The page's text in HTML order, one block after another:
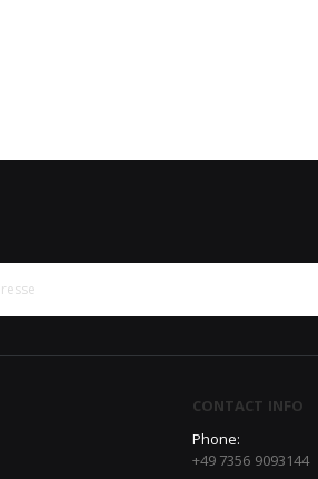
CONTACT INFO
Phone:
+49 7356 9093144